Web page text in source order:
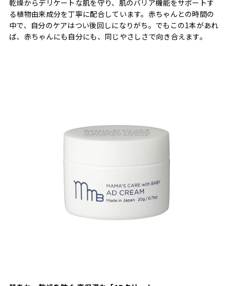
乾燥からデリケートな肌を守り、肌のバリア機能をサポートす
る植物由来成分を丁寧に配合しています。赤ちゃんとの時間の
中で、自分のケアはつい後回しになりがち。でもこの1本があれ
ば、赤ちゃんにも自分にも、同じやさしさで向き合えます。